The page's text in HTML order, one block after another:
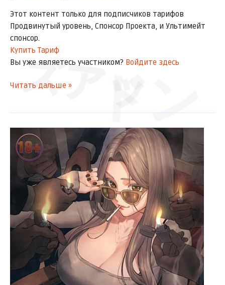
ズアッ
ゴゴゴ
ドン
Этот контент только для подписчиков тарифов
Продвинутый уровень, Спонсор Проекта, и Ультимейт
спонсор.
Купить Тариф
Вы уже являетесь участником? Войдите здесь
Читать дальше »
[Глава
59]
МобиДик